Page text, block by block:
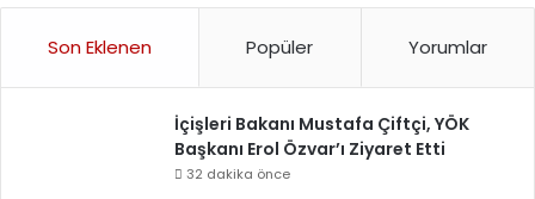
Son Eklenen Popüler Yorumlar
İçişleri Bakanı Mustafa Çiftçi, YÖK
Başkanı Erol Özvar’ı Ziyaret Etti
32 dakika önce